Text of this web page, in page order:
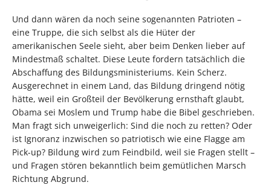
Und dann wären da noch seine sogenannten Patrioten –
eine Truppe, die sich selbst als die Hüter der
amerikanischen Seele sieht, aber beim Denken lieber auf
Mindestmaß schaltet. Diese Leute fordern tatsächlich die
Abschaffung des Bildungsministeriums. Kein Scherz.
Ausgerechnet in einem Land, das Bildung dringend nötig
hätte, weil ein Großteil der Bevölkerung ernsthaft glaubt,
Obama sei Moslem und Trump habe die Bibel geschrieben.
Man fragt sich unweigerlich: Sind die noch zu retten? Oder
ist Ignoranz inzwischen so patriotisch wie eine Flagge am
Pick-up? Bildung wird zum Feindbild, weil sie Fragen stellt –
und Fragen stören bekanntlich beim gemütlichen Marsch
Richtung Abgrund.